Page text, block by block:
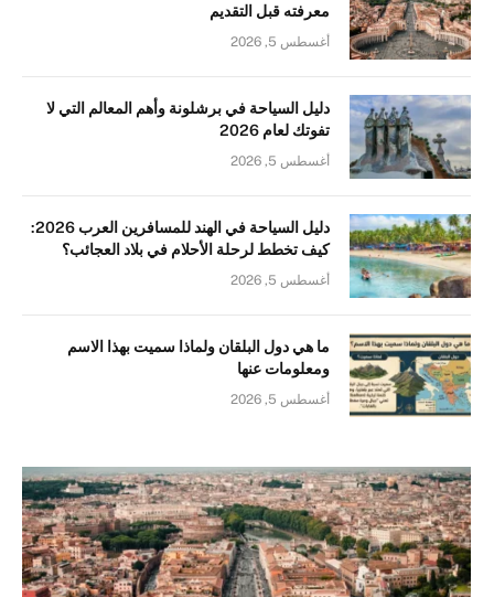
معرفته قبل التقديم
أغسطس 5, 2026
دليل السياحة في برشلونة وأهم المعالم التي لا
تفوتك لعام 2026
أغسطس 5, 2026
دليل السياحة في الهند للمسافرين العرب 2026:
كيف تخطط لرحلة الأحلام في بلاد العجائب؟
أغسطس 5, 2026
ما هي دول البلقان ولماذا سميت بهذا الاسم
ومعلومات عنها
أغسطس 5, 2026